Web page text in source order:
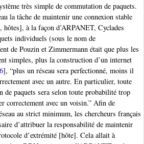
très simple de commutation de paquets.
la tâche de maintenir une connexion stable
, hôtes], à la façon d’ARPANET, Cyclades
individuels (sous le nom de
de Pouzin et Zimmermann était que plus les
simples, plus la construction d’un internet
6], “plus un réseau sera perfectionné, moins il
avec un autre. En particulier, toute
de paquets sera selon toute probabilité trop
correctement avec un voisin.” Afin de
au strict minimum, les chercheurs français
d’attribuer la responsabilité de maintenir
d’extrémité [hôte]. Cela allait à